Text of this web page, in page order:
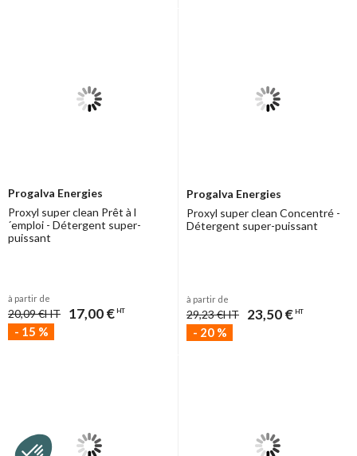
Progalva Energies
Proxyl super clean Prêt à l
´emploi - Détergent super-
puissant
à partir de
20,09 €HT 17,00 € HT
- 15 %
Progalva Energies
Proxyl super clean Concentré -
Détergent super-puissant
à partir de
29,23 €HT 23,50 € HT
- 20 %